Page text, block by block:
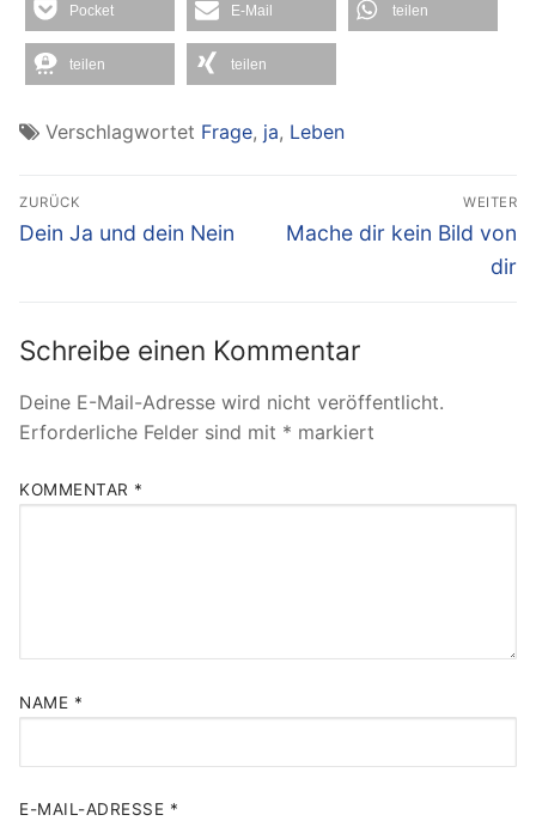
Pocket E-Mail teilen
teilen teilen
Verschlagwortet Frage, ja, Leben
Beitragsnavigation
ZURÜCK
Vorheriger
Dein Ja und dein Nein
WEITER
Nächster
Mache dir kein Bild von
dir
Schreibe einen Kommentar
Deine E-Mail-Adresse wird nicht veröffentlicht.
Erforderliche Felder sind mit * markiert
KOMMENTAR *
NAME *
E-MAIL-ADRESSE *